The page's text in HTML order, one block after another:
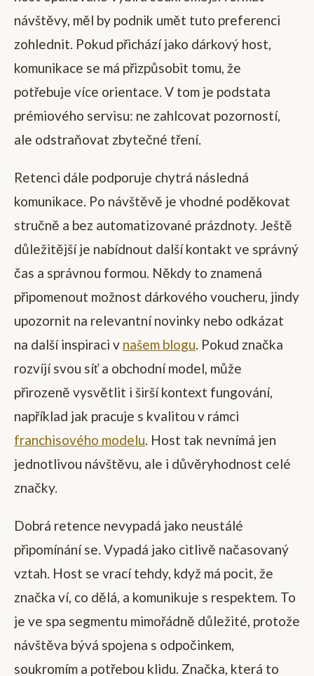
návštěvy, měl by podnik umět tuto preferenci
zohlednit. Pokud přichází jako dárkový host,
komunikace se má přizpůsobit tomu, že
potřebuje více orientace. V tom je podstata
prémiového servisu: ne zahlcovat pozorností,
ale odstraňovat zbytečné tření.
Retenci dále podporuje chytrá následná
komunikace. Po návštěvě je vhodné poděkovat
stručně a bez automatizované prázdnoty. Ještě
důležitější je nabídnout další kontakt ve správný
čas a správnou formou. Někdy to znamená
připomenout možnost dárkového voucheru, jindy
upozornit na relevantní novinky nebo odkázat
na další inspiraci v našem blogu. Pokud značka
rozvíjí svou síť a obchodní model, může
přirozeně vysvětlit i širší kontext fungování,
například jak pracuje s kvalitou v rámci
franchisového modelu. Host tak nevnímá jen
jednotlivou návštěvu, ale i důvěryhodnost celé
značky.
Dobrá retence nevypadá jako neustálé
připomínání se. Vypadá jako citlivě načasovaný
vztah. Host se vrací tehdy, když má pocit, že
značka ví, co dělá, a komunikuje s respektem. To
je ve spa segmentu mimořádně důležité, protože
návštěva bývá spojena s odpočinkem,
soukromím a potřebou klidu. Značka, která to